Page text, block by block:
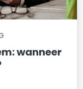
wanneer